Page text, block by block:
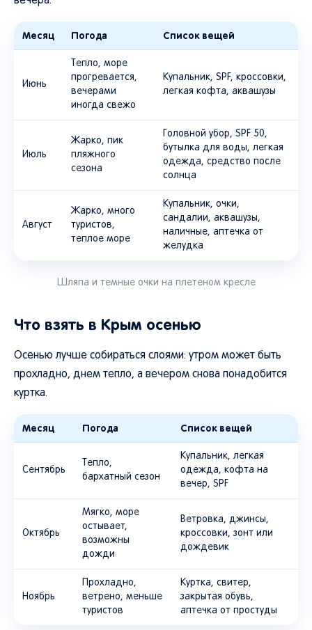
Месяц Погода Список вещей
Июнь
Тепло, море
прогревается,
вечерами
иногда свежо
Купальник, SPF, кроссовки,
легкая кофта, аквашузы
Июль
Жарко, пик
пляжного
сезона
Головной убор, SPF 50,
бутылка для воды, легкая
одежда, средство после
солнца
Август
Жарко, много
туристов,
теплое море
Купальник, очки,
сандалии, аквашузы,
наличные, аптечка от
желудка
Шляпа и темные очки на плетеном кресле
Что взять в Крым осенью
Осенью лучше собираться слоями: утром может быть
прохладно, днем тепло, а вечером снова понадобится
куртка.
Месяц Погода Список вещей
Сентябрь
Тепло,
бархатный сезон
Купальник, легкая
одежда, кофта на
вечер, SPF
Октябрь
Мягко, море
остывает,
возможны
дожди
Ветровка, джинсы,
кроссовки, зонт или
дождевик
Ноябрь
Прохладно,
ветрено, меньше
туристов
Куртка, свитер,
закрытая обувь,
аптечка от простуды